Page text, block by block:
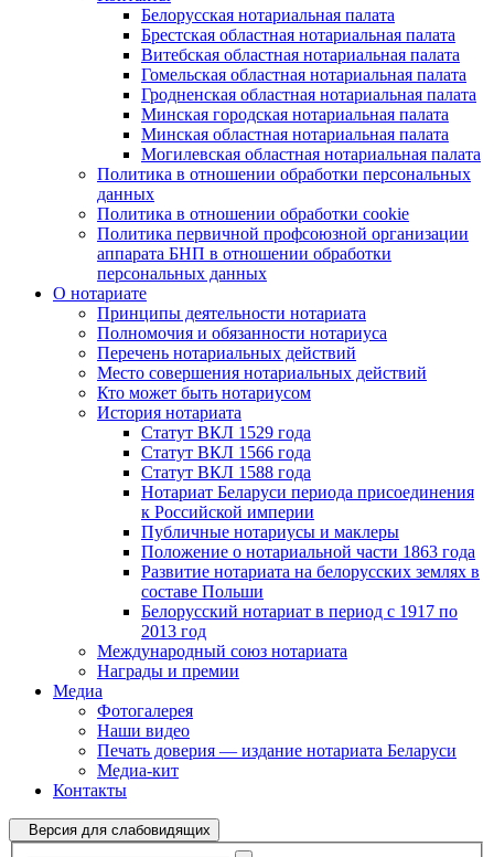
Белорусская нотариальная палата
Брестская областная нотариальная палата
Витебская областная нотариальная палата
Гомельская областная нотариальная палата
Гродненская областная нотариальная палата
Минская городская нотариальная палата
Минская областная нотариальная палата
Могилевская областная нотариальная палата
Политика в отношении обработки персональных
данных
Политика в отношении обработки cookie
Политика первичной профсоюзной организации
аппарата БНП в отношении обработки
персональных данных
О нотариате
Принципы деятельности нотариата
Полномочия и обязанности нотариуса
Перечень нотариальных действий
Место совершения нотариальных действий
Кто может быть нотариусом
История нотариата
Статут ВКЛ 1529 года
Статут ВКЛ 1566 года
Статут ВКЛ 1588 года
Нотариат Беларуси периода присоединения
к Российской империи
Публичные нотариусы и маклеры
Положение о нотариальной части 1863 года
Развитие нотариата на белорусских землях в
составе Польши
Белорусский нотариат в период с 1917 по
2013 год
Международный союз нотариата
Награды и премии
Медиа
Фотогалерея
Наши видео
Печать доверия — издание нотариата Беларуси
Медиа-кит
Контакты
Версия для слабовидящих